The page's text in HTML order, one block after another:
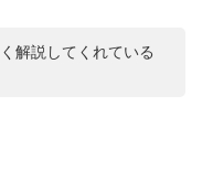
解説してくれている